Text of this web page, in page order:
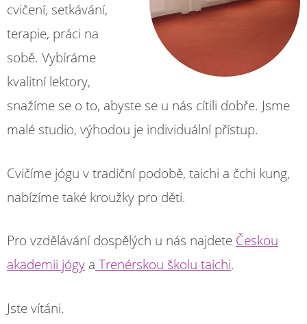
cvičení, setkávání,
terapie, práci na
sobě. Vybíráme
kvalitní lektory,
snažíme se o to, abyste se u nás cítili dobře. Jsme
malé studio, výhodou je individuální přístup.
Cvičíme jógu v tradiční podobě, taichi a čchi kung,
nabízíme také kroužky pro děti.
Pro vzdělávání dospělých u nás najdete Českou
akademii jógy a Trenérskou školu taichi.
Jste vítáni.